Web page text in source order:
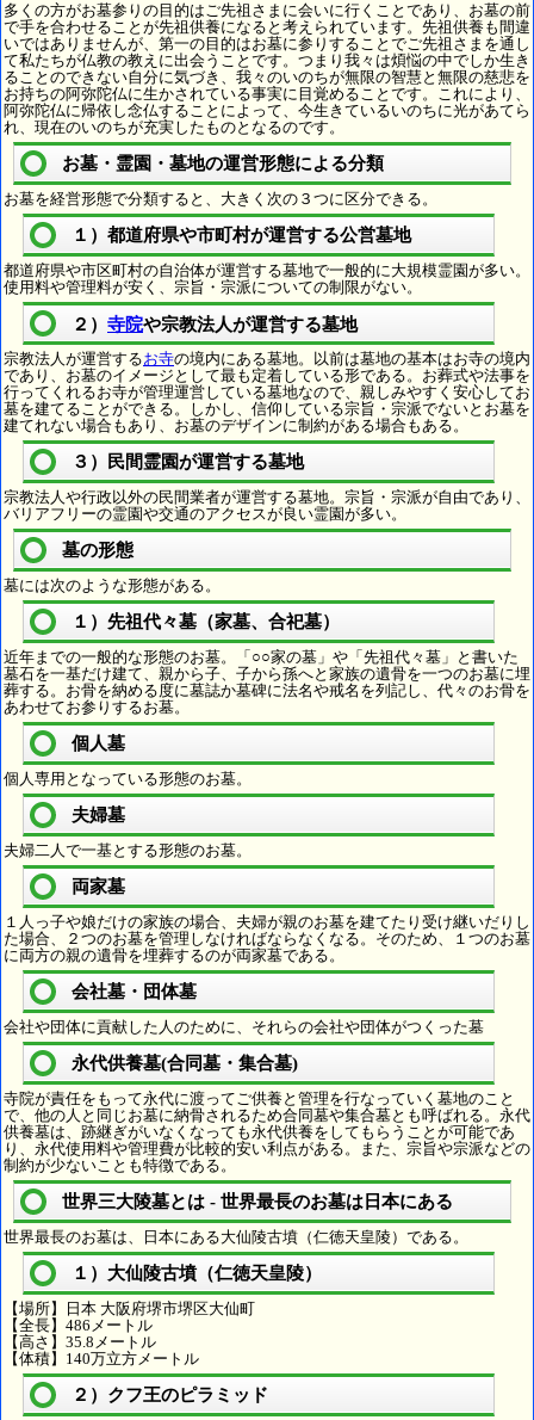
多くの方がお墓参りの目的はご先祖さまに会いに行くことであり、お墓の前
で手を合わせることが先祖供養になると考えられています。先祖供養も間違
いではありませんが、第一の目的はお墓に参りすることでご先祖さまを通し
て私たちが仏教の教えに出会うことです。つまり我々は煩悩の中でしか生き
ることのできない自分に気づき、我々のいのちが無限の智慧と無限の慈悲を
お持ちの阿弥陀仏に生かされている事実に目覚めることです。これにより、
阿弥陀仏に帰依し念仏することによって、今生きているいのちに光があてら
れ、現在のいのちが充実したものとなるのです。
お墓・霊園・墓地の運営形態による分類
お墓を経営形態で分類すると、大きく次の３つに区分できる。
１）都道府県や市町村が運営する公営墓地
都道府県や市区町村の自治体が運営する墓地で一般的に大規模霊園が多い。
使用料や管理料が安く、宗旨・宗派についての制限がない。
２） 寺院や宗教法人が運営する墓地
宗教法人が運営するお寺の境内にある墓地。以前は墓地の基本はお寺の境内
であり、お墓のイメージとして最も定着している形である。お葬式や法事を
行ってくれるお寺が管理運営している墓地なので、親しみやすく安心してお
墓を建てることができる。しかし、信仰している宗旨・宗派でないとお墓を
建てれない場合もあり、お墓のデザインに制約がある場合もある。
３）民間霊園が運営する墓地
宗教法人や行政以外の民間業者が運営する墓地。宗旨・宗派が自由であり、
バリアフリーの霊園や交通のアクセスが良い霊園が多い。
墓の形態
墓には次のような形態がある。
１）先祖代々墓（家墓、合祀墓）
近年までの一般的な形態のお墓。「○○家の墓」や「先祖代々墓」と書いた
墓石を一基だけ建て、親から子、子から孫へと家族の遺骨を一つのお墓に埋
葬する。お骨を納める度に墓誌か墓碑に法名や戒名を列記し、代々のお骨を
あわせてお参りするお墓。
個人墓
個人専用となっている形態のお墓。
夫婦墓
夫婦二人で一基とする形態のお墓。
両家墓
１人っ子や娘だけの家族の場合、夫婦が親のお墓を建てたり受け継いだりし
た場合、２つのお墓を管理しなければならなくなる。そのため、１つのお墓
に両方の親の遺骨を埋葬するのが両家墓である。
会社墓・団体墓
会社や団体に貢献した人のために、それらの会社や団体がつくった墓
永代供養墓(合同墓・集合墓)
寺院が責任をもって永代に渡ってご供養と管理を行なっていく墓地のこと
で、他の人と同じお墓に納骨されるため合同墓や集合墓とも呼ばれる。永代
供養墓は、跡継ぎがいなくなっても永代供養をしてもらうことが可能であ
り、永代使用料や管理費が比較的安い利点がある。また、宗旨や宗派などの
制約が少ないことも特徴である。
世界三大陵墓とは - 世界最長のお墓は日本にある
世界最長のお墓は、日本にある大仙陵古墳（仁徳天皇陵）である。
１）大仙陵古墳（仁徳天皇陵）
【場所】日本 大阪府堺市堺区大仙町
【全長】486メートル
【高さ】35.8メートル
【体積】140万立方メートル
２）クフ王のピラミッド